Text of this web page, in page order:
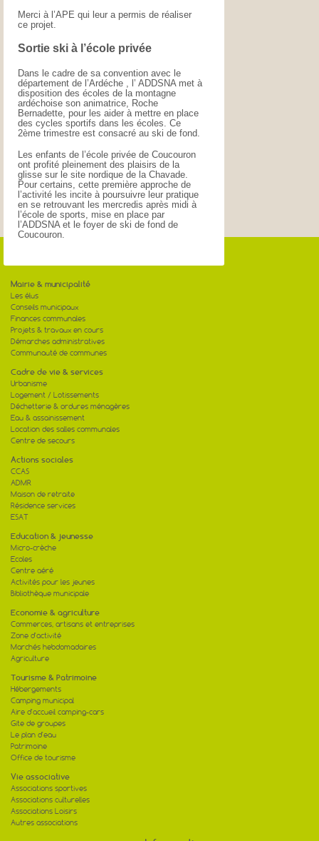
Merci à l’APE qui leur a permis de réaliser
ce projet.
Sortie ski à l’école privée
Dans le cadre de sa convention avec le
département de l’Ardéche , l’ ADDSNA met à
disposition des écoles de la montagne
ardéchoise son animatrice, Roche
Bernadette, pour les aider à mettre en place
des cycles sportifs dans les écoles. Ce
2ème trimestre est consacré au ski de fond.
Les enfants de l’école privée de Coucouron
ont profité pleinement des plaisirs de la
glisse sur le site nordique de la Chavade.
Pour certains, cette première approche de
l’activité les incite à poursuivre leur pratique
en se retrouvant les mercredis après midi à
l’école de sports, mise en place par
l’ADDSNA et le foyer de ski de fond de
Coucouron.
Mairie & municipalité
Les élus
Conseils municipaux
Finances communales
Projets & travaux en cours
Démarches administratives
Communauté de communes
Cadre de vie & services
Urbanisme
Logement / Lotissements
Déchetterie & ordures ménagères
Eau & assainissement
Location des salles communales
Centre de secours
Actions sociales
CCAS
ADMR
Maison de retraite
Résidence services
ESAT
Education & jeunesse
Micro-crèche
Ecoles
Centre aéré
Activités pour les jeunes
Bibliothèque municipale
Economie & agriculture
Commerces, artisans et entreprises
Zone d'activité
Marchés hebdomadaires
Agriculture
Tourisme & Patrimoine
Hébergements
Camping municipal
Aire d'accueil camping-cars
Gite de groupes
Le plan d'eau
Patrimoine
Office de tourisme
Vie associative
Associations sportives
Associations culturelles
Associations Loisirs
Autres associations